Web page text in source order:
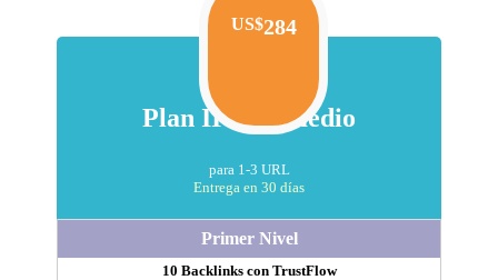
US$284
Plan II Intermedio
para 1-3 URL
Entrega en 30 días
Primer Nivel
10 Backlinks con TrustFlow